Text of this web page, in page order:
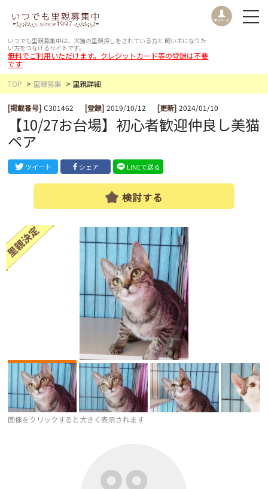
いつでも里親募集中は、犬猫の里親探しをされている方と 飼い主になりた
い方をつなげるサイトです。
無料でご利用いただけます。クレジットカード等の登録は不要
です
TOP
里親募集 里親詳細
[掲載番号] C301462 [登録] 2019/10/12 [更新] 2024/01/10
【10/27お台場】初心者歓迎仲良し美猫
ペア
ツイート シェア LINEで送る
検討する
画像をクリックすると大きく表示されます